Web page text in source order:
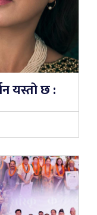
यस्ताे छ :